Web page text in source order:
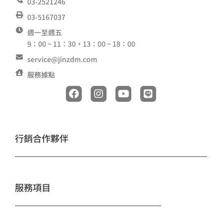
03-5167037
週一至週五
9：00 ~ 11：30，13：00 ~ 18：00
service@jinzdm.com
服務據點
F
a
c
k
I
n
s
a
Y
o
u
L
i
n
行銷合作夥伴
服務項目